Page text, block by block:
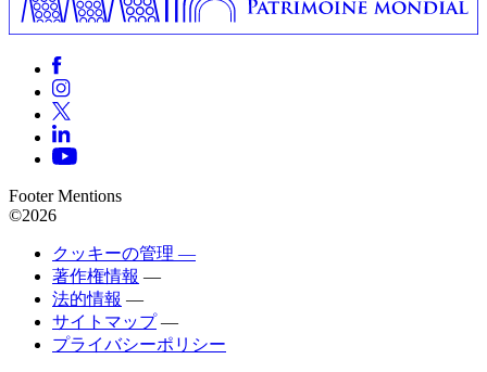
Footer Mentions
©2026
クッキーの管理 —
著作権情報 —
法的情報 —
サイトマップ —
プライバシーポリシー